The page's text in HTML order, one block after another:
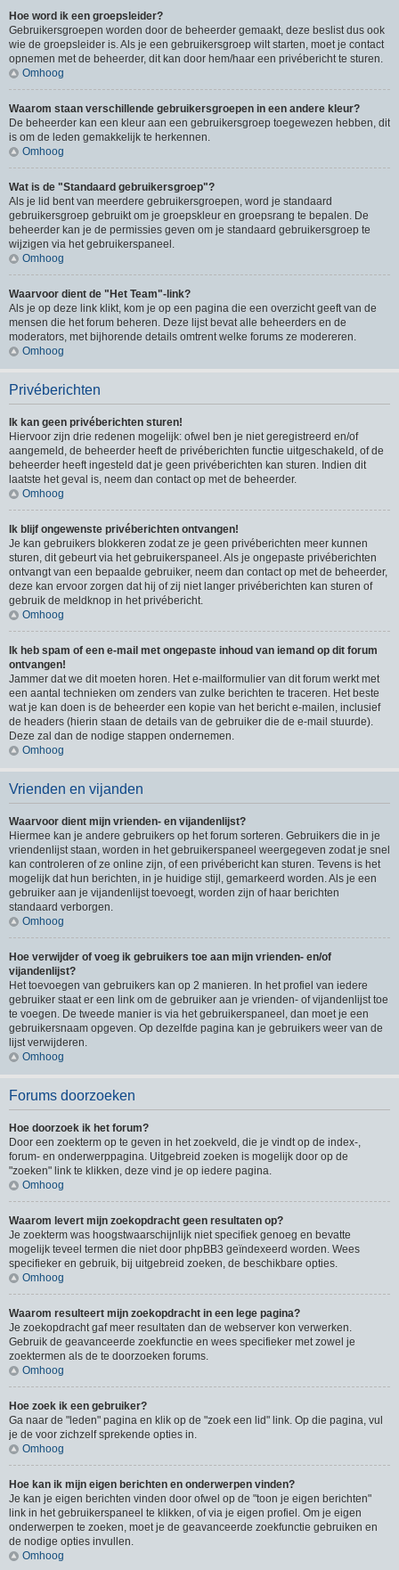
Hoe word ik een groepsleider?
Gebruikersgroepen worden door de beheerder gemaakt, deze beslist dus ook
wie de groepsleider is. Als je een gebruikersgroep wilt starten, moet je contact
opnemen met de beheerder, dit kan door hem/haar een privébericht te sturen.
Omhoog
Waarom staan verschillende gebruikersgroepen in een andere kleur?
De beheerder kan een kleur aan een gebruikersgroep toegewezen hebben, dit
is om de leden gemakkelijk te herkennen.
Omhoog
Wat is de "Standaard gebruikersgroep"?
Als je lid bent van meerdere gebruikersgroepen, word je standaard
gebruikersgroep gebruikt om je groepskleur en groepsrang te bepalen. De
beheerder kan je de permissies geven om je standaard gebruikersgroep te
wijzigen via het gebruikerspaneel.
Omhoog
Waarvoor dient de "Het Team"-link?
Als je op deze link klikt, kom je op een pagina die een overzicht geeft van de
mensen die het forum beheren. Deze lijst bevat alle beheerders en de
moderators, met bijhorende details omtrent welke forums ze modereren.
Omhoog
Privéberichten
Ik kan geen privéberichten sturen!
Hiervoor zijn drie redenen mogelijk: ofwel ben je niet geregistreerd en/of
aangemeld, de beheerder heeft de privéberichten functie uitgeschakeld, of de
beheerder heeft ingesteld dat je geen privéberichten kan sturen. Indien dit
laatste het geval is, neem dan contact op met de beheerder.
Omhoog
Ik blijf ongewenste privéberichten ontvangen!
Je kan gebruikers blokkeren zodat ze je geen privéberichten meer kunnen
sturen, dit gebeurt via het gebruikerspaneel. Als je ongepaste privéberichten
ontvangt van een bepaalde gebruiker, neem dan contact op met de beheerder,
deze kan ervoor zorgen dat hij of zij niet langer privéberichten kan sturen of
gebruik de meldknop in het privébericht.
Omhoog
Ik heb spam of een e-mail met ongepaste inhoud van iemand op dit forum
ontvangen!
Jammer dat we dit moeten horen. Het e-mailformulier van dit forum werkt met
een aantal technieken om zenders van zulke berichten te traceren. Het beste
wat je kan doen is de beheerder een kopie van het bericht e-mailen, inclusief
de headers (hierin staan de details van de gebruiker die de e-mail stuurde).
Deze zal dan de nodige stappen ondernemen.
Omhoog
Vrienden en vijanden
Waarvoor dient mijn vrienden- en vijandenlijst?
Hiermee kan je andere gebruikers op het forum sorteren. Gebruikers die in je
vriendenlijst staan, worden in het gebruikerspaneel weergegeven zodat je snel
kan controleren of ze online zijn, of een privébericht kan sturen. Tevens is het
mogelijk dat hun berichten, in je huidige stijl, gemarkeerd worden. Als je een
gebruiker aan je vijandenlijst toevoegt, worden zijn of haar berichten
standaard verborgen.
Omhoog
Hoe verwijder of voeg ik gebruikers toe aan mijn vrienden- en/of
vijandenlijst?
Het toevoegen van gebruikers kan op 2 manieren. In het profiel van iedere
gebruiker staat er een link om de gebruiker aan je vrienden- of vijandenlijst toe
te voegen. De tweede manier is via het gebruikerspaneel, dan moet je een
gebruikersnaam opgeven. Op dezelfde pagina kan je gebruikers weer van de
lijst verwijderen.
Omhoog
Forums doorzoeken
Hoe doorzoek ik het forum?
Door een zoekterm op te geven in het zoekveld, die je vindt op de index-,
forum- en onderwerppagina. Uitgebreid zoeken is mogelijk door op de
"zoeken" link te klikken, deze vind je op iedere pagina.
Omhoog
Waarom levert mijn zoekopdracht geen resultaten op?
Je zoekterm was hoogstwaarschijnlijk niet specifiek genoeg en bevatte
mogelijk teveel termen die niet door phpBB3 geïndexeerd worden. Wees
specifieker en gebruik, bij uitgebreid zoeken, de beschikbare opties.
Omhoog
Waarom resulteert mijn zoekopdracht in een lege pagina?
Je zoekopdracht gaf meer resultaten dan de webserver kon verwerken.
Gebruik de geavanceerde zoekfunctie en wees specifieker met zowel je
zoektermen als de te doorzoeken forums.
Omhoog
Hoe zoek ik een gebruiker?
Ga naar de "leden" pagina en klik op de "zoek een lid" link. Op die pagina, vul
je de voor zichzelf sprekende opties in.
Omhoog
Hoe kan ik mijn eigen berichten en onderwerpen vinden?
Je kan je eigen berichten vinden door ofwel op de "toon je eigen berichten"
link in het gebruikerspaneel te klikken, of via je eigen profiel. Om je eigen
onderwerpen te zoeken, moet je de geavanceerde zoekfunctie gebruiken en
de nodige opties invullen.
Omhoog